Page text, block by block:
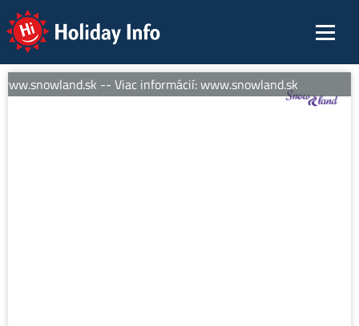
Holiday Info
-- Viac informácií: www.snowland.sk